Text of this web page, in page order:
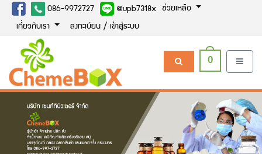
086-9972727 @upb7318x ช่วยเหลือ
เกี่ยวกับเรา ลงทะเบียน / เข้าสู่ระบบ
0